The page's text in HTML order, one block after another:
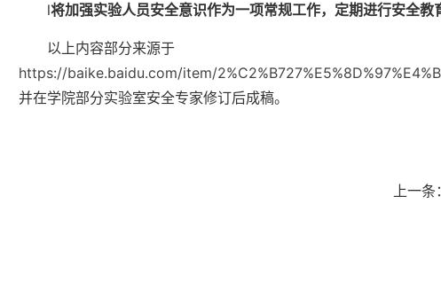
l将加强实验人员安全意识作为一项常规工作，定期进行安全教
以上内容部分来源于
https://baike.baidu.com/item/
并在学院部分实验室安全专家修订后成稿。
上一条：